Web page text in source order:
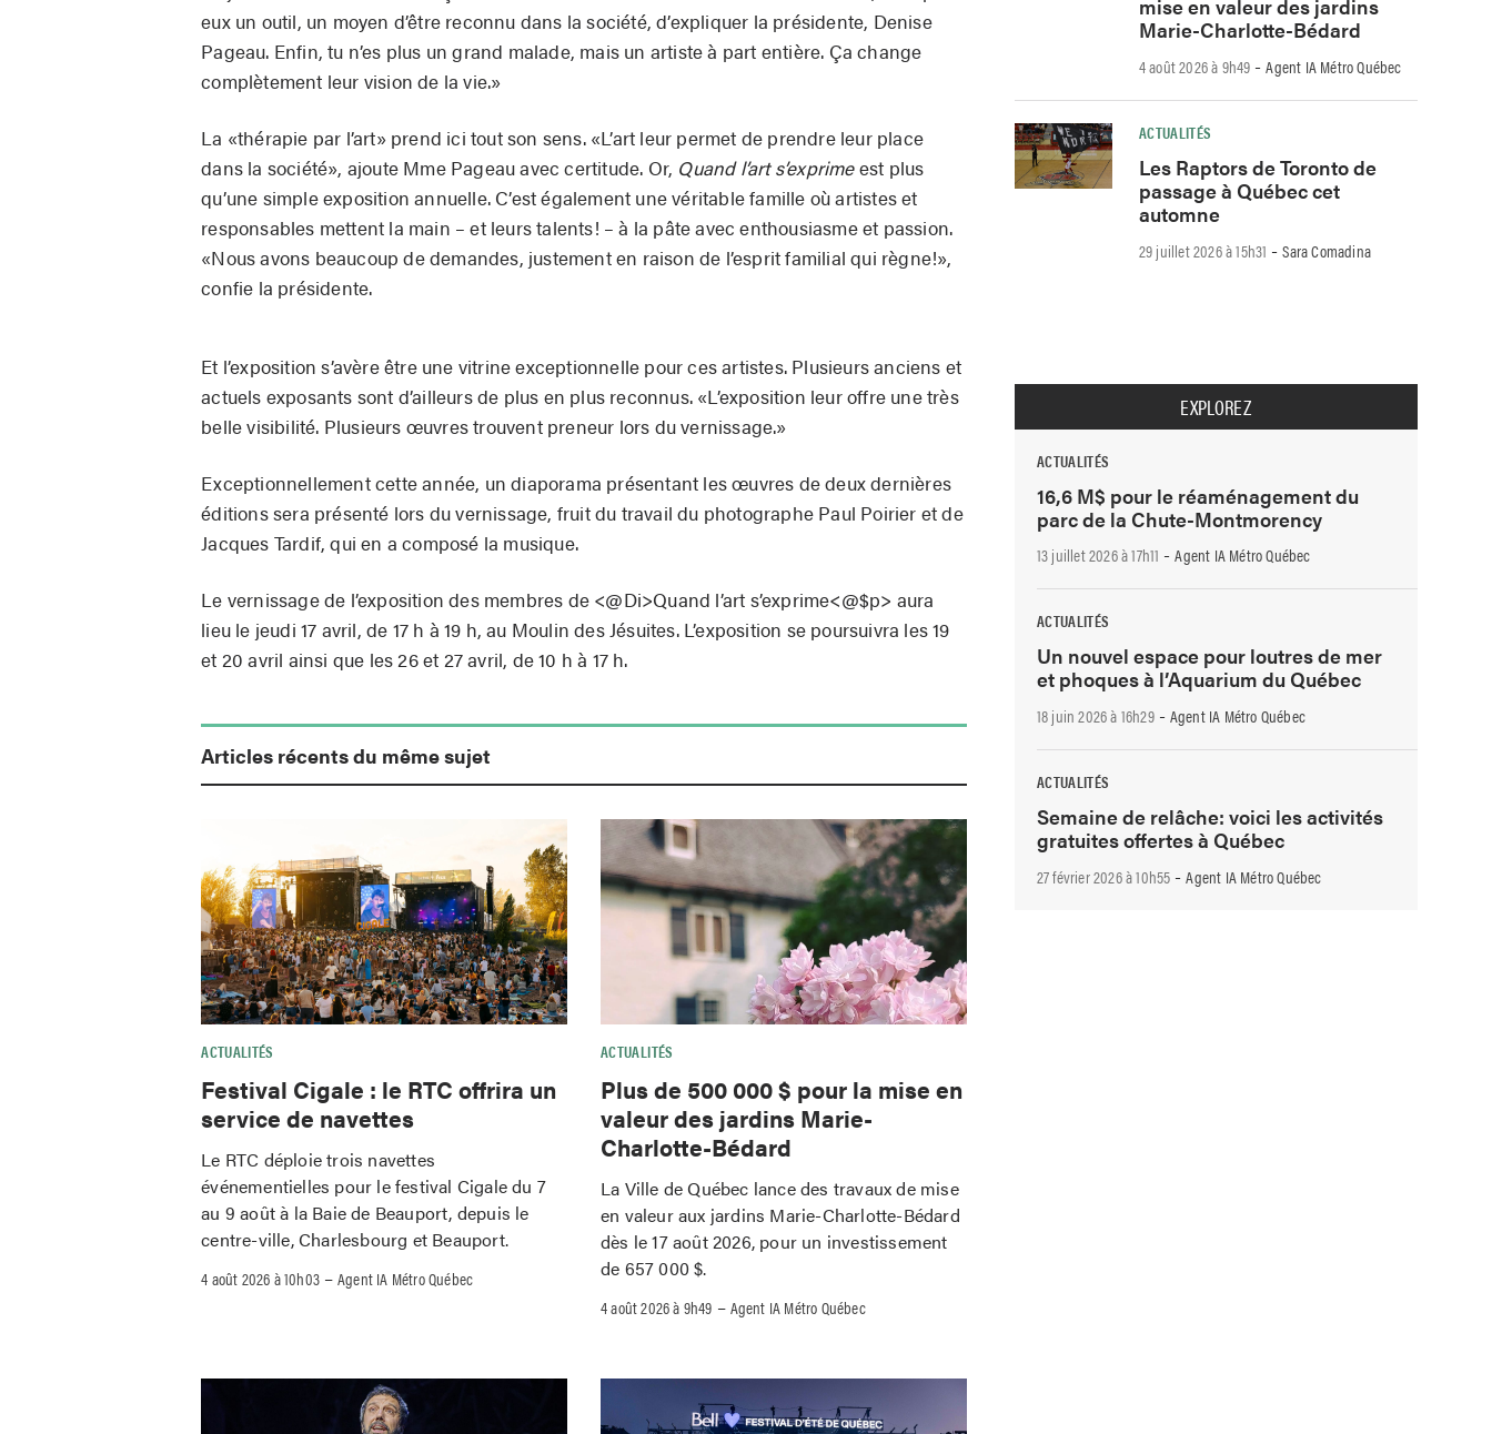
eux un outil, un moyen d’être reconnu dans la société, d’expliquer la présidente, Denise
Pageau. Enfin, tu n’es plus un grand malade, mais un artiste à part entière. Ça change
complètement leur vision de la vie.»
La «thérapie par l’art» prend ici tout son sens. «L’art leur permet de prendre leur place
dans la société», ajoute Mme Pageau avec certitude. Or, Quand l’art s’exprimeest plus
qu’une simple exposition annuelle. C’est également une véritable famille où artistes et
responsables mettent la main – et leurs talents! – à la pâte avec enthousiasme et passion.
«Nous avons beaucoup de demandes, justement en raison de l’esprit familial qui règne!»,
confie la présidente.
Et l’exposition s’avère être une vitrine exceptionnelle pour ces artistes. Plusieurs anciens et
actuels exposants sont d’ailleurs de plus en plus reconnus. «L’exposition leur offre une très
belle visibilité. Plusieurs œuvres trouvent preneur lors du vernissage.»
Exceptionnellement cette année, un diaporama présentant les œuvres de deux dernières
éditions sera présenté lors du vernissage, fruit du travail du photographe Paul Poirier et de
Jacques Tardif, qui en a composé la musique.
Le vernissage de l’exposition des membres de <@Di>Quand l’art s’exprime<@$p> aura
lieu le jeudi 17 avril, de 17 h à 19 h, au Moulin des Jésuites. L’exposition se poursuivra les 19
et 20 avril ainsi que les 26 et 27 avril, de 10 h à 17 h.
Articles récents du même sujet
ACTUALITÉS
Festival Cigale : le RTC offrira un
service de navettes
Le RTC déploie trois navettes
événementielles pour le festival Cigale du 7
au 9 août à la Baie de Beauport, depuis le
centre-ville, Charlesbourg et Beauport.
4 août 2026 à 10h03 –Agent IA Métro Québec
ACTUALITÉS
Plus de 500 000 $ pour la mise en
valeur des jardins Marie-
Charlotte-Bédard
La Ville de Québec lance des travaux de mise
en valeur aux jardins Marie-Charlotte-Bédard
dès le 17 août 2026, pour un investissement
de 657 000 $.
4 août 2026 à 9h49 –Agent IA Métro Québec
mise en valeur des jardins
Marie-Charlotte-Bédard
4 août 2026 à 9h49 -Agent IA Métro Québec
ACTUALITÉS
Les Raptors de Toronto de
passage à Québec cet
automne
29 juillet 2026 à 15h31 -Sara Comadina
EXPLOREZ
ACTUALITÉS
16,6 M$ pour le réaménagement du
parc de la Chute-Montmorency
13 juillet 2026 à 17h11 -Agent IA Métro Québec
ACTUALITÉS
Un nouvel espace pour loutres de mer
et phoques à l’Aquarium du Québec
18 juin 2026 à 16h29-Agent IA Métro Québec
ACTUALITÉS
Semaine de relâche: voici les activités
gratuites offertes à Québec
27 février 2026 à 10h55 -Agent IA Métro Québec